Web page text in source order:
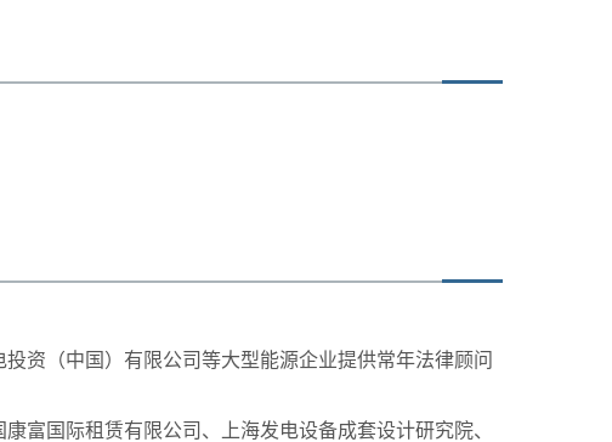
资（中国）有限公司等大型能源企业提供常年法律顾问
富国际租赁有限公司、上海发电设备成套设计研究院、